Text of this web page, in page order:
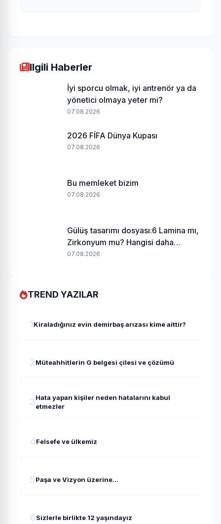
Ilgili Haberler
İyi sporcu olmak, iyi antrenör ya da
yönetici olmaya yeter mi?
07.08.2026
2026 FİFA Dünya Kupası
07.08.2026
Bu memleket bizim
07.08.2026
Gülüş tasarımı dosyası:6 Lamina mı,
Zirkonyum mu? Hangisi daha
uygundur?
07.08.2026
TREND YAZILAR
1Kiraladığınız evin demirbaş arızası kime aittir?
2Müteahhitlerin G belgesi çilesi ve çözümü
3Hata yapan kişiler neden hatalarını kabul
etmezler
4Felsefe ve ülkemiz
5Paşa ve Vizyon üzerine...
6Sizlerle birlikte 12 yaşındayız